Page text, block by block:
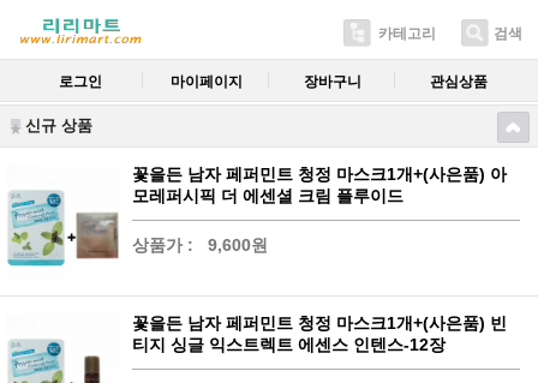
카테고리 검색
로그인 마이페이지 장바구니 관심상품
신규 상품
꽃을든 남자 페퍼민트 청정 마스크1개+(사은품) 아
모레퍼시픽 더 에센셜 크림 플루이드
상품가 : 9,600원
꽃을든 남자 페퍼민트 청정 마스크1개+(사은품) 빈
티지 싱글 익스트렉트 에센스 인텐스-12장